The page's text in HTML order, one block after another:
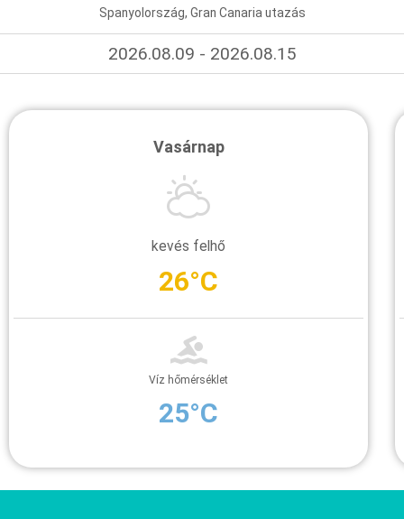
Spanyolország, Gran Canaria utazás
2026.08.09 - 2026.08.15
Vasárnap
kevés felhő
26°C
Víz hőmérséklet
25°C